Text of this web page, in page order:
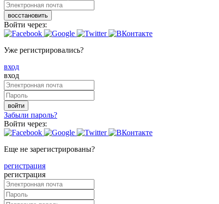
восстановить
Войти через:
Уже регистрировались?
вход
вход
войти
Забыли пароль?
Войти через:
Еще не зарегистрированы?
регистрация
регистрация